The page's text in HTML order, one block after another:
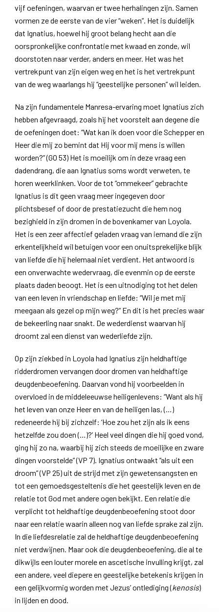
vijf oefeningen, waarvan er twee herhalingen zijn. Samen
vormen ze de eerste van de vier “weken”. Het is duidelijk
dat Ignatius, hoewel hij groot belang hecht aan die
oorspronkelijke confrontatie met kwaad en zonde, wil
doorstoten naar verder, anders en meer. Het was het
vertrekpunt van zijn eigen weg en het is het vertrekpunt
van de weg waarlangs hij “geestelijke personen” wil leiden.
Na zijn fundamentele Manresa-ervaring moet Ignatius zich
hebben afgevraagd, zoals hij het voorstelt aan degene die
de oefeningen doet: “Wat kan ik doen voor die Schepper en
Heer die mij zo bemint dat Hij voor mij mens is willen
worden?” (GO 53) Het is moeilijk om in deze vraag een
dadendrang, die aan Ignatius soms wordt verweten, te
horen weerklinken. Voor de tot “ommekeer” gebrachte
Ignatius is dit geen vraag meer ingegeven door
plichtsbesef of door de prestatiezucht die hem nog
bezighield in zijn dromen in de bovenkamer van Loyola.
Het is een zeer affectief geladen vraag van iemand die zijn
erkentelijkheid wil betuigen voor een onuitsprekelijke blijk
van liefde die hij helemaal niet verdient. Het antwoord is
een onverwachte wedervraag, die evenmin op de eerste
plaats daden beoogt. Het is een uitnodiging tot het delen
van een leven in vriendschap en liefde: “Wil je met mij
meegaan als gezel op mijn weg?” En dit is het precies waar
de bekeerling naar snakt. De wederdienst waarvan hij
droomt zal een dienst van wederliefde zijn.
Op zijn ziekbed in Loyola had Ignatius zijn heldhaftige
ridderdromen vervangen door dromen van heldhaftige
deugdenbeoefening. Daarvan vond hij voorbeelden in
overvloed in de middeleeuwse heiligenlevens: “Want als hij
het leven van onze Heer en van de heiligen las, (…)
redeneerde hij bij zichzelf: ‘Hoe zou het zijn als ik eens
hetzelfde zou doen (…)?’ Heel veel dingen die hij goed vond,
ging hij zo na, waarbij hij zich steeds de moeilijke en zware
dingen voorstelde” (VP 7). Ignatius ontwaakt “als uit een
droom” (VP 25) uit de strijd met zijn gewetensangsten en
tot een gemoedsgesteltenis die het geestelijk leven en de
relatie tot God met andere ogen bekijkt. Een relatie die
verplicht tot heldhaftige deugdenbeoefening stoot door
naar een relatie waarin alleen nog van liefde sprake zal zijn.
In die liefdesrelatie zal de heldhaftige deugdenbeoefening
niet verdwijnen. Maar ook die deugdenbeoefening, die al te
dikwijls een louter morele en ascetische invulling krijgt, zal
een andere, veel diepere en geestelijke betekenis krijgen in
een gelijkvormig worden met Jezus’ ontlediging (kenosis)
in lijden en dood.